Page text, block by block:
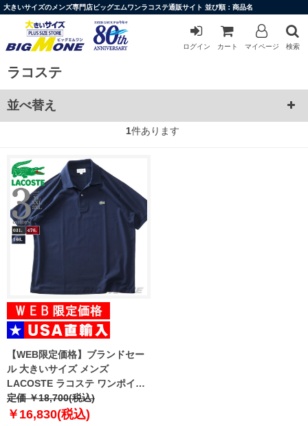
大きいサイズのメンズ専門店ビッグエムワンラコステ通販サイト 並び順：商品名
ログイン カート マイページ 検索
ラコステ
並べ替え
1件あります
【WEB限定価格】ブランドセー
ル 大きいサイズ メンズ
LACOSTE ラコステ ワンポイン
ト 鹿の子 半袖 ポロシャツ USA
直輸入 l1212
定価 ￥18,700(税込)
￥16,830(税込)